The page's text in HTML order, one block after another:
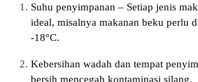
Suhu penyimpanan – Setiap jenis
ideal, misalnya makanan beku perlu
-18°C.
Kebersihan wadah dan tempat
bersih mencegah kontaminasi silang.